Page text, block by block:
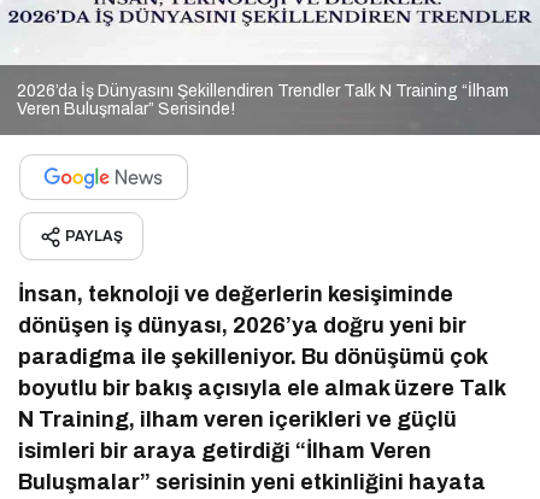
2026’da İş Dünyasını Şekillendiren Trendler Talk N Training “İlham
Veren Buluşmalar” Serisinde!
PAYLAŞ
İnsan, teknoloji ve değerlerin kesişiminde
dönüşen iş dünyası, 2026’ya doğru yeni bir
paradigma ile şekilleniyor. Bu dönüşümü çok
boyutlu bir bakış açısıyla ele almak üzere Talk
N Training, ilham veren içerikleri ve güçlü
isimleri bir araya getirdiği “İlham Veren
Buluşmalar” serisinin yeni etkinliğini hayata